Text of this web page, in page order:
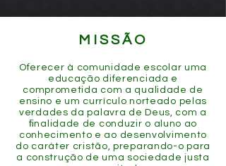
MISSÃO
Oferecer à comunidade escolar uma
educação diferenciada e
comprometida com a qualidade de
ensino e um currículo norteado pelas
verdades da palavra de Deus, com a
ﬁnalidade de conduzir o aluno ao
conhecimento e ao desenvolvimento
do caráter cristão, preparando-o para
a construção de uma sociedade justa